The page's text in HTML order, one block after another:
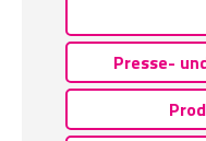
Presse-